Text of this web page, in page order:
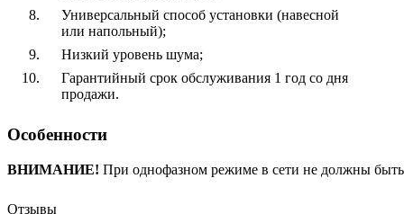
Универсальный способ установки (навесной
или напольный);
Низкий уровень шума;
Гарантийный срок обслуживания 1 год со дня
продажи.
Особенности
ВНИМАНИЕ! При однофазном режиме в сети не должны
Отзывы